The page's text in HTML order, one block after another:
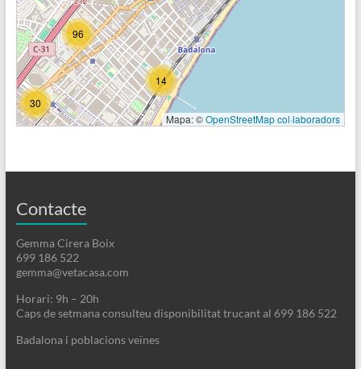
14
30
96
Mapa: ©OpenStreetMap col·laboradors
Contacte
Gemma Cirera Boix
699 186 522
gemma@vetacasa.com
Horari: 9h – 20h
Caps de setmana consulteu disponibilitat trucant al 699 186 522
Badalona i poblacions veïnes